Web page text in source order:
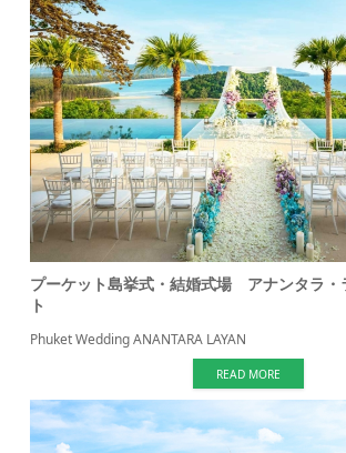
プーケット島挙式・結婚式場 アナンタラ・
ト
Phuket Wedding ANANTARA LAYAN
READ MORE